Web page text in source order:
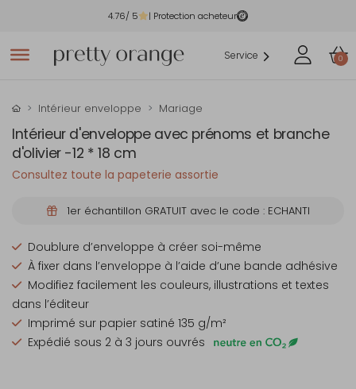
4.76/ 5 | Protection acheteur
Service 0
Intérieur enveloppe Mariage
Intérieur d'enveloppe avec prénoms et branche
d'olivier -12 * 18 cm
Consultez toute la papeterie assortie
1er échantillon GRATUIT avec le code : ECHANTI
Doublure d’enveloppe à créer soi-même
À fixer dans l’enveloppe à l’aide d’une bande adhésive
Modifiez facilement les couleurs, illustrations et textes
dans l’éditeur
Imprimé sur papier satiné 135 g/m²
Expédié sous 2 à 3 jours ouvrés